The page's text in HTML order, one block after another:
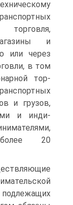
и
или через
в том
тор-
и грузов,
и инди-
20